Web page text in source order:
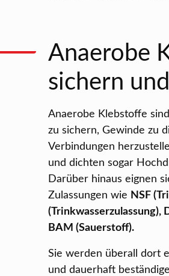
Anaerobe
sichern
Anaerobe Klebstoffe
zu sichern, Gewinde zu
Verbindungen
und dichten sogar
Darüber hinaus eignen
Zulassungen wie NSF
(Trinkwasserzulassung),
BAM (Sauerstoff).
Sie werden überall dort
und dauerhaft